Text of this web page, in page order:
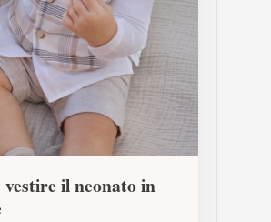
vestire il neonato in